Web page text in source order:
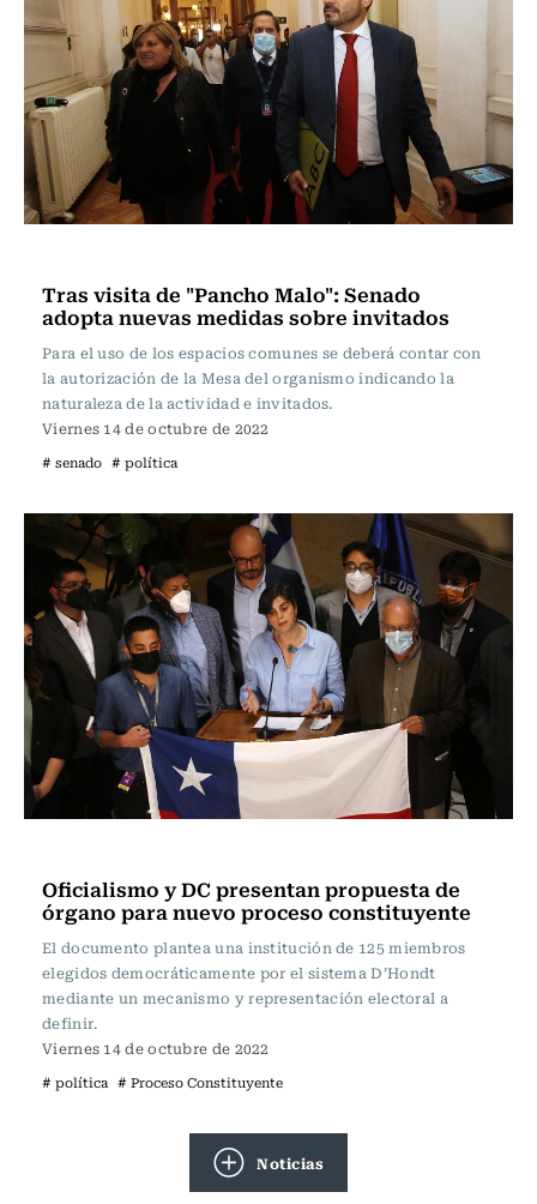
Tras visita de "Pancho Malo": Senado
adopta nuevas medidas sobre invitados
Para el uso de los espacios comunes se deberá contar con
la autorización de la Mesa del organismo indicando la
naturaleza de la actividad e invitados.
Viernes 14 de octubre de 2022
# senado # política
Oficialismo y DC presentan propuesta de
órgano para nuevo proceso constituyente
El documento plantea una institución de 125 miembros
elegidos democráticamente por el sistema D’Hondt
mediante un mecanismo y representación electoral a
definir.
Viernes 14 de octubre de 2022
# política # Proceso Constituyente
Noticias